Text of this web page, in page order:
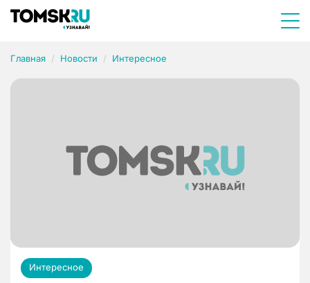
Главная Новости Интересное
Интересное